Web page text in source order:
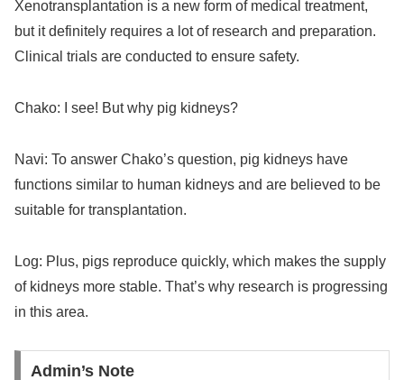
Xenotransplantation is a new form of medical treatment,
but it definitely requires a lot of research and preparation.
Clinical trials are conducted to ensure safety.
Chako: I see! But why pig kidneys?
Navi: To answer Chako’s question, pig kidneys have
functions similar to human kidneys and are believed to be
suitable for transplantation.
Log: Plus, pigs reproduce quickly, which makes the supply
of kidneys more stable. That’s why research is progressing
in this area.
Admin’s Note